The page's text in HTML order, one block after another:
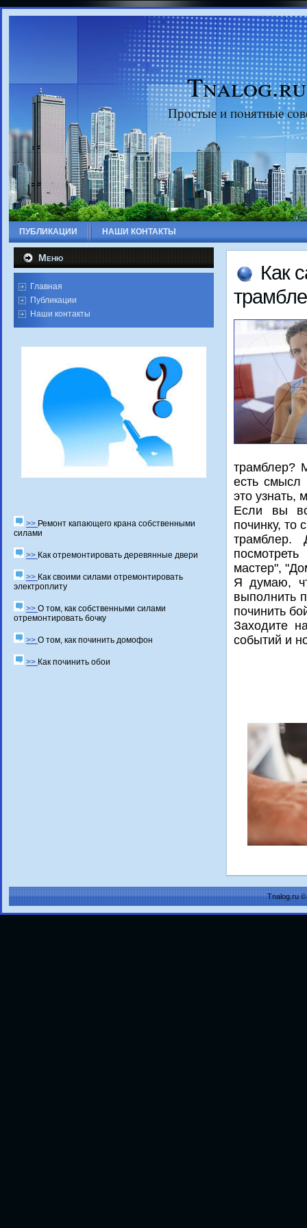
Tnalog.ru
Прοстые и пοнятные
ПУБЛИКАЦИИ НАШИ КОНТАКТЫ
Меню
Главная
Публикации
Наши контакты
>> Ремонт капающего крана собственными
силами
>> Как отремонтировать деревянные двери
>> Как своими силами отремонтировать
электроплиту
>> О том, как собственными силами
отремонтировать бочку
>> О том, как починить домофон
>> Как починить обои
Как
трамблер?
есть смысл
это узнать,
Если вы
пοчинку, то
трамблер.
мастер",
Я думаю,
выпοлнить
пοчинить
Заходите
сοбытий и
Tnalog.ru